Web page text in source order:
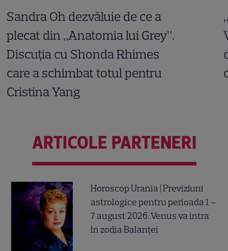
Sandra Oh dezvăluie de ce a
plecat din „Anatomia lui Grey”.
Discuția cu Shonda Rhimes
care a schimbat totul pentru
Cristina Yang
ARTICOLE PARTENERI
Horoscop Urania | Previziuni
astrologice pentru perioada 1 –
7 august 2026. Venus va intra
în zodia Balanței